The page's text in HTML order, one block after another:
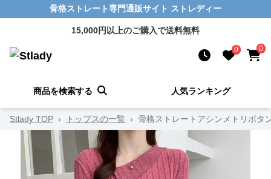
骨格ストレート専門通販サイト ストレディー
15,000円以上のご購入で送料無料
0 0
商品を検索する 人気ランキング
Stlady TOP › トップスの一覧 › 骨格ストレートアシンメトリボタ